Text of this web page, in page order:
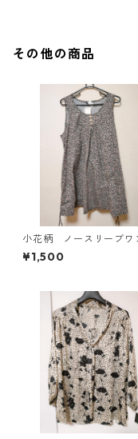
その他の商品
小花柄 ノースリーブワ
ース ４Ｌ ブラック
4819
¥1,500